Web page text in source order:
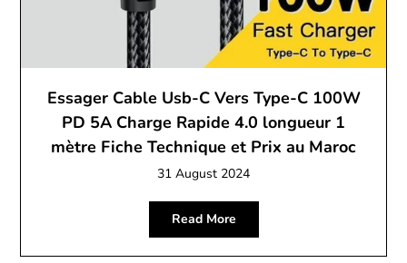
Essager Cable Usb-C Vers Type-C 100W
PD 5A Charge Rapide 4.0 longueur 1
mètre Fiche Technique et Prix au Maroc
31 August 2024
Read More